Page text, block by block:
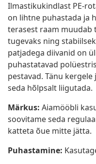
Ilmastikukindlast PE-
on lihtne puhastada ja
terasest raam
tugevaks ning
patjadega diivanid on
puhastatavad
pestavad. Tänu
seda hõlpsalt liigutada.
Märkus: Aiamööbli
soovitame seda
katteta õue mitte jätta.
Puhastamine: